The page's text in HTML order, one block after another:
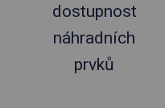
dostupnost
náhradních
prvků